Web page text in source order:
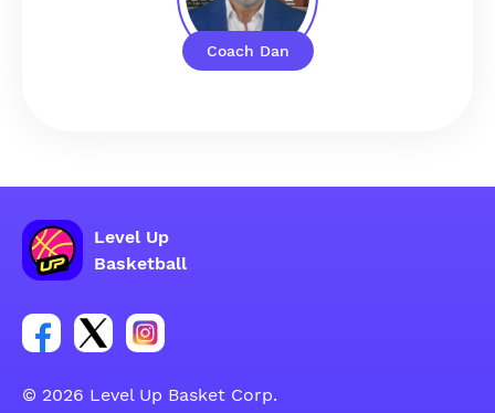
Coach Dan
Level Up
Basketball
Lien vers le groupe du compte Facebook
Lien vers le groupe du compte Tweeter
Lien vers le groupe du compte Instagram
© 2026 Level Up Basket Corp.